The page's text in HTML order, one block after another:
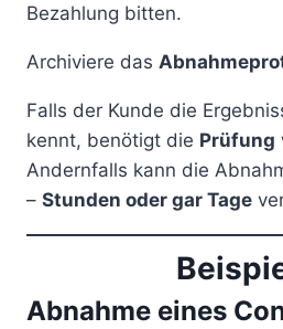
Bezahlung bitten.
Archiviere das
Falls der Kunde die
kennt, benötigt die Prüfung
Andernfalls kann die
– Stunden oder gar Tage
Abnahme eines